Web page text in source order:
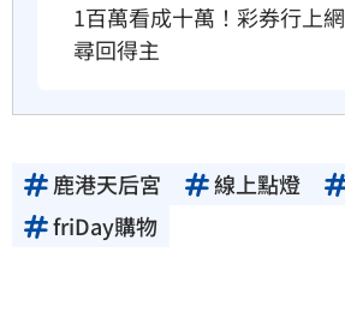
1百萬看成十萬！彩券行上網
尋回得主
鹿港天后宮 線上點燈
friDay購物